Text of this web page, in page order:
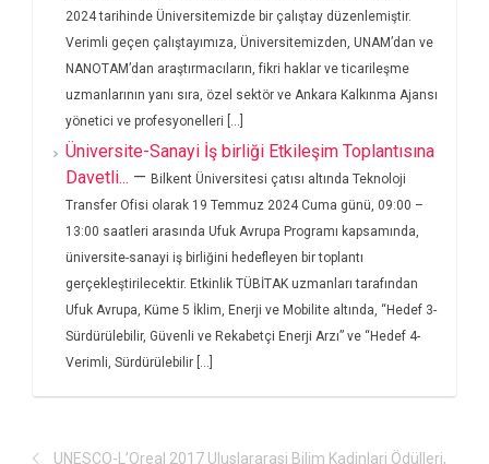
2024 tarihinde Üniversitemizde bir çalıştay düzenlemiştir.
Verimli geçen çalıştayımıza, Üniversitemizden, UNAM’dan ve
NANOTAM’dan araştırmacıların, fikri haklar ve ticarileşme
uzmanlarının yanı sıra, özel sektör ve Ankara Kalkınma Ajansı
yönetici ve profesyonelleri [...]
Üniversite-Sanayi İş birliği Etkileşim Toplantısına
Davetli... — Bilkent Üniversitesi çatısı altında Teknoloji
Transfer Ofisi olarak 19 Temmuz 2024 Cuma günü, 09:00 –
13:00 saatleri arasında Ufuk Avrupa Programı kapsamında,
üniversite-sanayi iş birliğini hedefleyen bir toplantı
gerçekleştirilecektir. Etkinlik TÜBİTAK uzmanları tarafından
Ufuk Avrupa, Küme 5 İklim, Enerji ve Mobilite altında, “Hedef 3-
Sürdürülebilir, Güvenli ve Rekabetçi Enerji Arzı” ve “Hedef 4-
Verimli, Sürdürülebilir [...]
UNESCO-L’Oreal 2017 Uluslararasi Bilim Kadinlari Ödülleri,